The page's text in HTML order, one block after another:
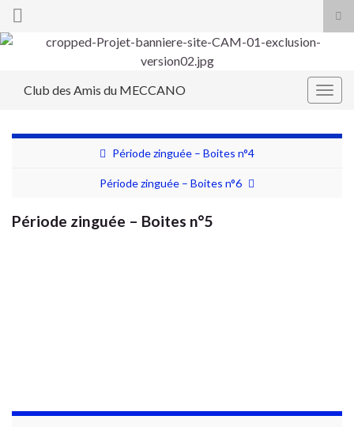
Search for:
Club des Amis du MECCANO
Période zinguée – Boites n°4
Période zinguée – Boites n°6
Période zinguée – Boites n°5